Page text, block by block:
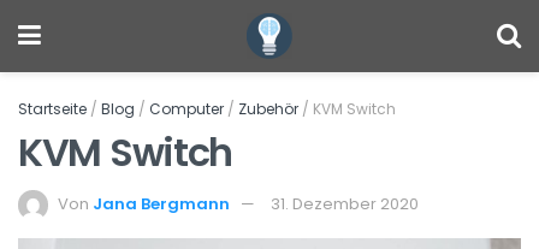
Startseite / Blog / Computer / Zubehör / KVM Switch
KVM Switch
Von Jana Bergmann 31. Dezember 2020